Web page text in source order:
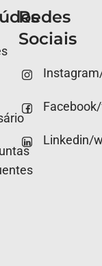
Redes
Sociais
Linkedin/